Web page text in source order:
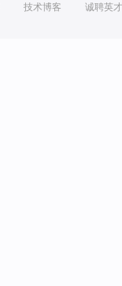
技术博客 诚聘英才